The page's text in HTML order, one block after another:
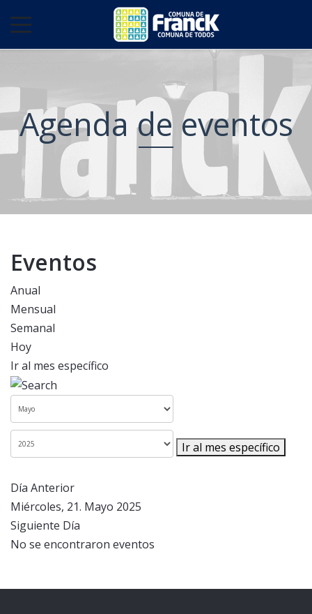
Agenda de eventos
Eventos
Anual
Mensual
Semanal
Hoy
Ir al mes específico
Ir al mes específico
Día Anterior
Miércoles, 21. Mayo 2025
Siguiente Día
No se encontraron eventos